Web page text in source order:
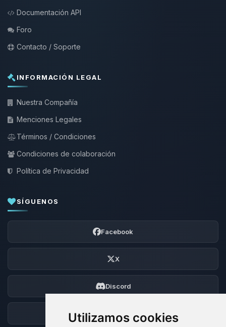
Utilizamos cookies
Documentación API
Foro
Contacto / Soporte
INFORMACIÓN LEGAL
Nuestra Compañía
Menciones Legales
Términos / Condiciones
Condiciones de colaboración
Política de Privacidad
SÍGUENOS
Facebook
X
Discord
Foro